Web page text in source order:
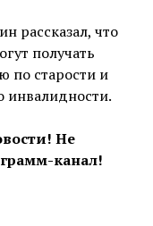
рассказал, что
получать
по старости и
инвалидности.
Не
канал!